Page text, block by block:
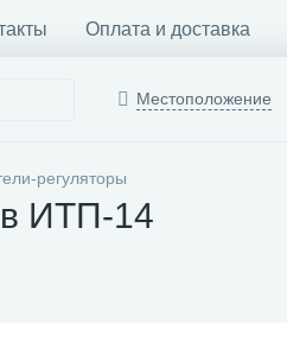
Оплата и доставка
Местоположение
регуляторы
ИТП-14